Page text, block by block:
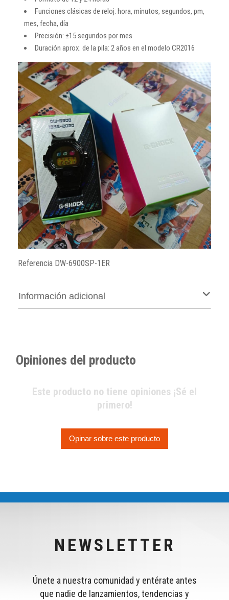
Funciones clásicas de reloj: hora, minutos, segundos, pm,
mes, fecha, día
Precisión: ±15 segundos por mes
Duración aprox. de la pila: 2 años en el modelo CR2016
Referencia DW-6900SP-1ER
Información adicional
Opiniones del producto
Este producto no tiene opiniones ¡Sé el
primero!
Opinar sobre este producto
NEWSLETTER
Únete a nuestra comunidad y entérate antes
que nadie de lanzamientos, tendencias y